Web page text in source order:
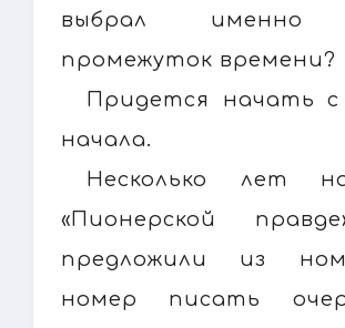
выбрал именно
промежуток времени?
Придется начать с
начала.
Несколько лет
«Пионерской
предложили из
номер писать